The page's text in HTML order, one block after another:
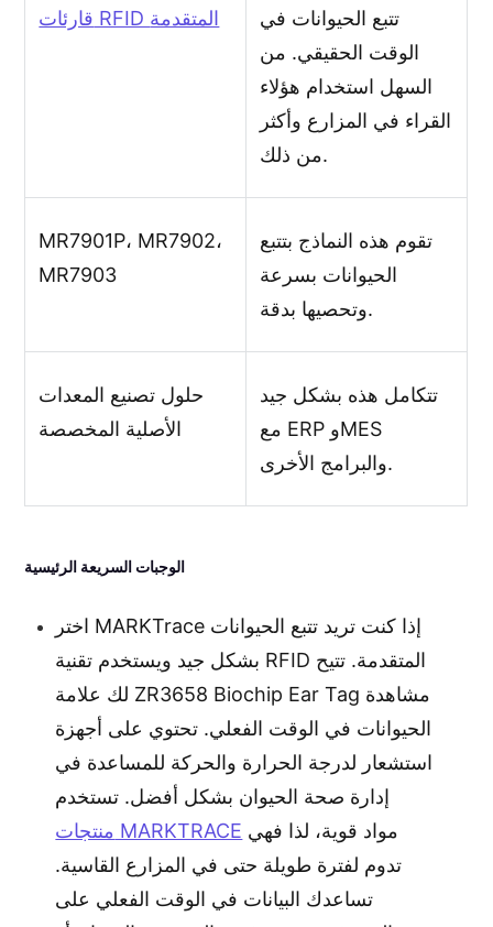
قارئات RFID المتقدمة
تتبع الحيوانات في
الوقت الحقيقي. من
السهل استخدام هؤلاء
القراء في المزارع وأكثر
من ذلك.
MR7901P، MR7902،
MR7903
تقوم هذه النماذج بتتبع
الحيوانات بسرعة
وتحصيها بدقة.
حلول تصنيع المعدات
الأصلية المخصصة
تتكامل هذه بشكل جيد
مع ERP وMES
والبرامج الأخرى.
الوجبات السريعة الرئيسية
اختر MARKTrace إذا كنت تريد تتبع الحيوانات
بشكل جيد ويستخدم تقنية RFID المتقدمة. تتيح
لك علامة ZR3658 Biochip Ear Tag مشاهدة
الحيوانات في الوقت الفعلي. تحتوي على أجهزة
استشعار لدرجة الحرارة والحركة للمساعدة في
إدارة صحة الحيوان بشكل أفضل. تستخدم
منتجات MARKTRACE
تدوم لفترة طويلة حتى في المزارع القاسية.
تساعدك البيانات في الوقت الفعلي على